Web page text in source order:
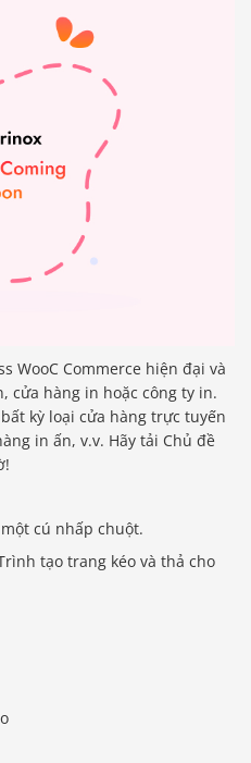
WooC Commerce hiện đại và
cửa hàng in hoặc công ty in.
kỳ loại cửa hàng trực tuyến
in ấn, v.v. Hãy tải Chủ đề
cú nhấp chuột.
tạo trang kéo và thả cho